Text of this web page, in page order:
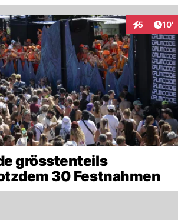
5 10'
grösstenteils
30 Festnahmen